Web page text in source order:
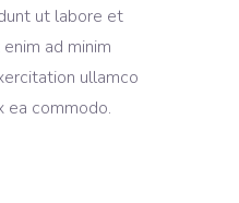
ut labore et
ad minim
ullamco
ea commodo.